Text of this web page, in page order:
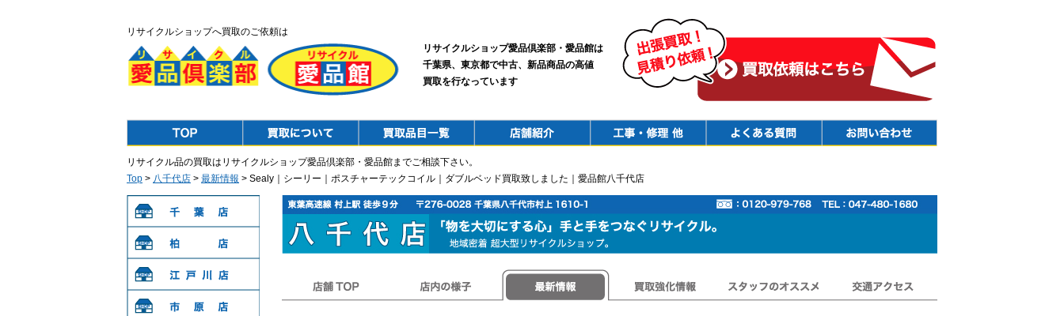
リサイクルショップへ買取のご依頼は
リサイクルショップ愛品倶楽部・愛品館は
千葉県、東京都で中古、新品商品の高値
買取を行なっています
リサイクル品の買取はリサイクルショップ愛品倶楽部・愛品館までご相談下さい。
Top > 八千代店 > 最新情報 > Sealy｜シーリー｜ポスチャーテックコイル｜ダブルベッド買取致しました｜愛品館八千代店